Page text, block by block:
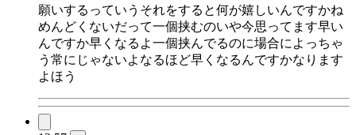
願いするっていうそれをすると何が嬉しいんですかね
めんどくないだって一個挟むのいや今思ってます早い
んですか早くなるよ一個挟んでるのに場合によっちゃ
う常にじゃないよなるほど早くなるんですかなります
よほう